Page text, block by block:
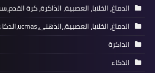
الدماغ، الخلايا، العصبية، الذاكرة، كرة
الدماغ، الخلايا، العصبية،،الذهني،ucmas،الذكاء
الذاكرة
الذكاء